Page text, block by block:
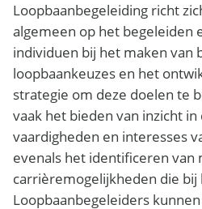
Loopbaanbegeleiding richt
algemeen op het begeleiden
individuen bij het maken van
loopbaankeuzes en het
strategie om deze doelen te
vaak het bieden van inzicht
vaardigheden en interesses
evenals het identificeren van
carrièremogelijkheden die bij
Loopbaanbegeleiders